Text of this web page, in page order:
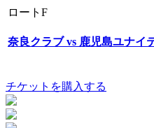
ロートF
奈良クラブ vs 鹿児島ユナイ
チケットを購入する